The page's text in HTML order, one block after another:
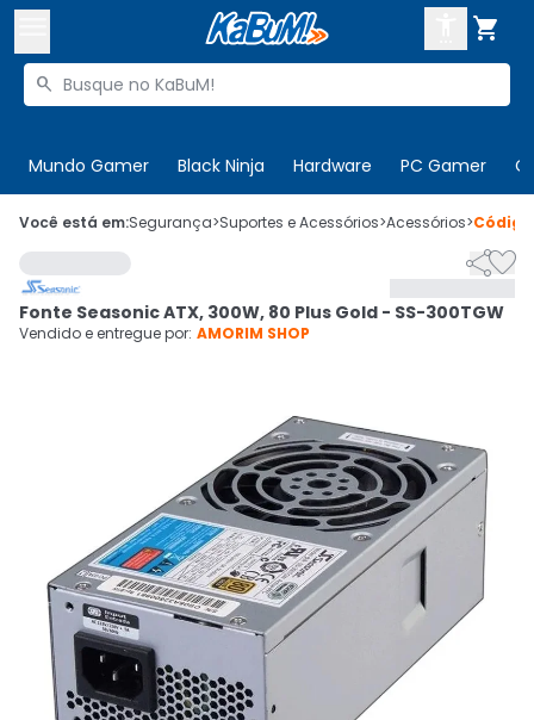

Buscar produtos

Mundo Gamer Black Ninja Hardware PC Gamer
 Olá. Acesse sua conta
 Departamentos
Cupons
CADASTRE-SE
Você está em:Segurança>Suportes e Acessórios>Acessórios>

Fonte Seasonic ATX, 300W, 80 Plus Gold - SS-300TGW
Vendido e entregue por: AMORIM SHOP